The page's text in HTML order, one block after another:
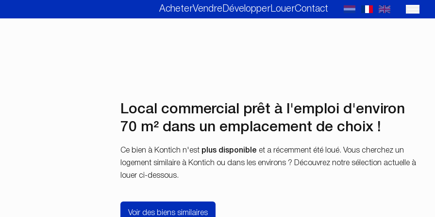
AcheterVendre DévelopperLouerContact
Local commercial prêt à l'emploi d'environ
70 m² dans un emplacement de choix !
Ce bien à Kontich n'est plus disponible et a récemment été loué. Vous cherchez un
logement similaire à Kontich ou dans les environs ? Découvrez notre sélection actuelle à
louer ci-dessous.
Voir des biens similaires